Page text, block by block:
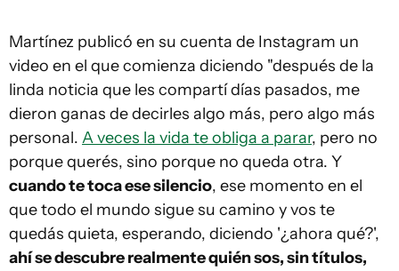
Martínez publicó en su cuenta de Instagram un
video en el que comienza diciendo "después de la
linda noticia que les compartí días pasados, me
dieron ganas de decirles algo más, pero algo más
personal. A veces la vida te obliga a parar, pero no
porque querés, sino porque no queda otra. Y
cuando te toca ese silencio, ese momento en el
que todo el mundo sigue su camino y vos te
quedás quieta, esperando, diciendo '¿ahora qué?',
ahí se descubre realmente quién sos, sin títulos,